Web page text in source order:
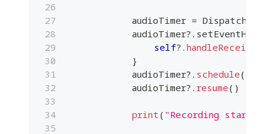
            audioTimer
=
            audioTimer
? .
self? .
}
            audioTimer
? . schedule(
            audioTimer
? . resume( )
print ( "Recording started: